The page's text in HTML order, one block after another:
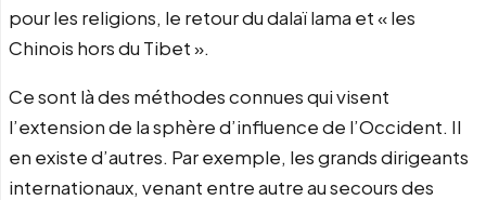
pour les religions, le retour du dalaï lama et « les
Chinois hors du Tibet ».
Ce sont là des méthodes connues qui visent
l’extension de la sphère d’influence de l’Occident. Il
en existe d’autres. Par exemple, les grands dirigeants
internationaux, venant entre autre au secours des